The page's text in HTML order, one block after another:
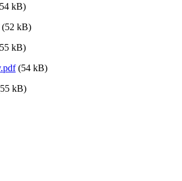
kB)
(52 kB)
kB)
(54 kB)
kB)